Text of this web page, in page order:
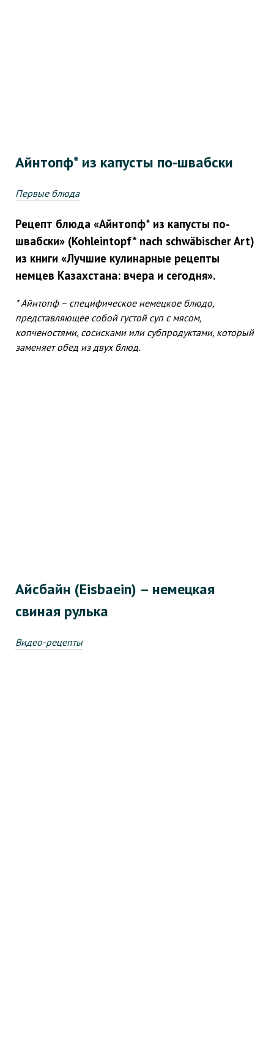
Айнтопф* из капусты по-швабски
Первые блюда
Рецепт блюда «Айнтопф* из капусты по-
швабски» (Kohleintopf* nach schwäbischer Art)
из книги «Лучшие кулинарные рецепты
немцев Казахстана: вчера и сегодня».
* Айнтопф – специфическое немецкое блюдо,
представляющее собой густой суп с мясом,
копченостями, сосисками или субпродуктами, который
заменяет обед из двух блюд.
Айсбайн (Eisbaein) – немецкая
свиная рулька
Видео-рецепты